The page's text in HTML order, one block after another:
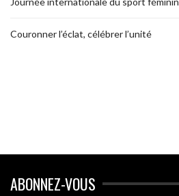
Couronner l’éclat, célébrer l’unité
ABONNEZ-VOUS